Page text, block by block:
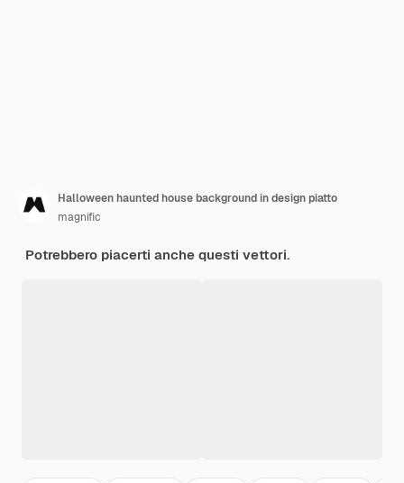
Halloween haunted house background in design piatto
magnific
Potrebbero piacerti anche questi vettori.